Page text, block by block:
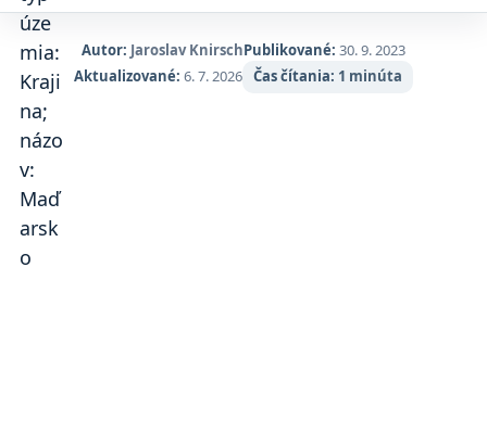
Autor: Jaroslav KnirschPublikované: 30. 9. 2023
Aktualizované: 6. 7. 2026 Čas čítania: 1 minúta